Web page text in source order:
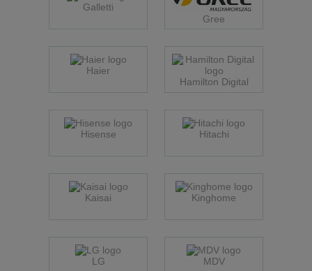
Galletti
Gree
Haier
Hamilton Digital
Hisense Hitachi
Kaisai Kinghome
LG MDV